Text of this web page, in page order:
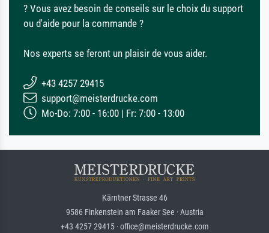
? Vous avez besoin de conseils sur le choix du support
ou d'aide pour la commande ?
Nos experts se feront un plaisir de vous aider.
+43 4257 29415
support@meisterdrucke.com
Mo-Do: 7:00 - 16:00 | Fr: 7:00 - 13:00
Kärntner Strasse 46
9586 Finkenstein am Faaker See · Austria
+43 4257 29415 · office@meisterdrucke.com